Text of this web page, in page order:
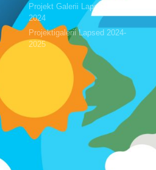
Projekt Galerii Lapsed 2023-
2024
Projektigalerii Lapsed 2024-
2025